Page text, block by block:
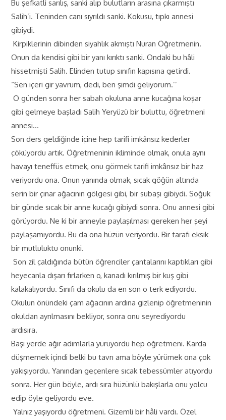
Bu şefkatli sarılış, sanki alıp bulutların arasına çıkarmıştı
Salih’i. Teninden canı sıyrıldı sanki. Kokusu, tıpkı annesi
gibiydi.
Kirpiklerinin dibinden siyahlık akmıştı Nuran Öğretmenin.
Onun da kendisi gibi bir yanı kırıktı sanki. Ondaki bu hâli
hissetmişti Salih. Elinden tutup sınıfın kapısına getirdi.
“Sen içeri gir yavrum, dedi, ben şimdi geliyorum.’’
O günden sonra her sabah okuluna anne kucağına koşar
gibi gelmeye başladı Salih Yeryüzü bir buluttu, öğretmeni
annesi…
Son ders geldiğinde içine hep tarifi imkânsız kederler
çöküyordu artık. Öğretmeninin ikliminde olmak, onula aynı
havayı teneffüs etmek, onu görmek tarifi imkânsız bir haz
veriyordu ona. Onun yanında olmak, sıcak göğün altında
serin bir çınar ağacının gölgesi gibi, bir subaşı gibiydi. Soğuk
bir günde sıcak bir anne kucağı gibiydi sonra. Onu annesi gibi
görüyordu. Ne ki bir anneyle paylaşılması gereken her şeyi
paylaşamıyordu. Bu da ona hüzün veriyordu. Bir tarafı eksik
bir mutluluktu onunki.
Son zil çaldığında bütün öğrenciler çantalarını kaptıkları gibi
heyecanla dışarı fırlarken o, kanadı kırılmış bir kuş gibi
kalakalıyordu. Sınıfı da okulu da en son o terk ediyordu.
Okulun önündeki çam ağacının ardına gizlenip öğretmeninin
okuldan ayrılmasını bekliyor, sonra onu seyrediyordu
ardısıra.
Başı yerde ağır adımlarla yürüyordu hep öğretmeni. Karda
düşmemek içindi belki bu tavrı ama böyle yürümek ona çok
yakışıyordu. Yanından geçenlere sıcak tebessümler atıyordu
sonra. Her gün böyle, ardı sıra hüzünlü bakışlarla onu yolcu
edip öyle geliyordu eve.
Yalnız yaşıyordu öğretmeni. Gizemli bir hâli vardı. Özel